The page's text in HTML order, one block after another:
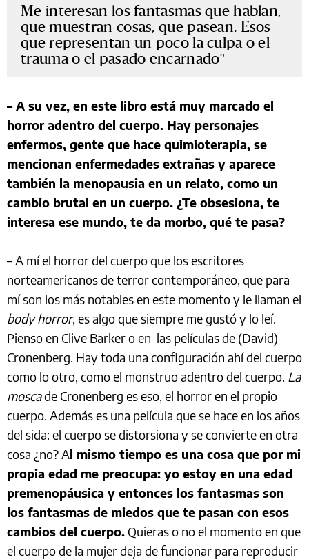
Me interesan los fantasmas que hablan,
que muestran cosas, que pasean. Esos
que representan un poco la culpa o el
trauma o el pasado encarnado
– A su vez, en este libro está muy marcado el
horror adentro del cuerpo. Hay personajes
enfermos, gente que hace quimioterapia, se
mencionan enfermedades extrañas y aparece
también la menopausia en un relato, como un
cambio brutal en un cuerpo. ¿Te obsesiona, te
interesa ese mundo, te da morbo, qué te pasa?
– A mí el horror del cuerpo que los escritores
norteamericanos de terror contemporáneo, que para
mí son los más notables en este momento y le llaman el
body horror, es algo que siempre me gustó y lo leí.
Pienso en Clive Barker o en las películas de (David)
Cronenberg. Hay toda una configuración ahí del cuerpo
como lo otro, como el monstruo adentro del cuerpo. La
moscade Cronenberg es eso, el horror en el propio
cuerpo. Además es una película que se hace en los años
del sida: el cuerpo se distorsiona y se convierte en otra
cosa ¿no? Al mismo tiempo es una cosa que por mi
propia edad me preocupa: yo estoy en una edad
premenopáusica y entonces los fantasmas son
los fantasmas de miedos que te pasan con esos
cambios del cuerpo. Quieras o no el momento en que
el cuerpo de la mujer deja de funcionar para reproducir